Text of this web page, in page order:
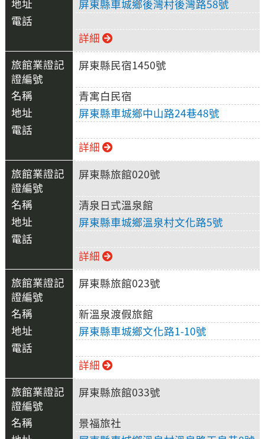
屏東縣車城鄉後灣村後灣路58號
詳細
屏東縣民宿1450號
青寓白民宿
屏東縣車城鄉中山路24巷48號
詳細
屏東縣旅館020號
清泉日式溫泉館
屏東縣車城鄉溫泉村文化路5號
詳細
屏東縣旅館023號
新溫泉渡假旅館
屏東縣車城鄉文化路1-10號
詳細
屏東縣旅館033號
景福旅社